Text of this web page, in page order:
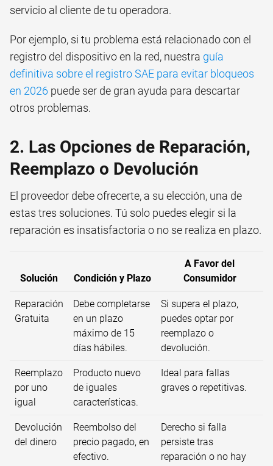
servicio al cliente de tu operadora.
Por ejemplo, si tu problema está relacionado con el
registro del dispositivo en la red, nuestra guía
definitiva sobre el registro SAE para evitar bloqueos
en 2026 puede ser de gran ayuda para descartar
otros problemas.
2. Las Opciones de Reparación,
Reemplazo o Devolución
El proveedor debe ofrecerte, a su elección, una de
estas tres soluciones. Tú solo puedes elegir si la
reparación es insatisfactoria o no se realiza en plazo.
Solución Condición y Plazo
A Favor del
Consumidor
Reparación
Gratuita
Debe completarse
en un plazo
máximo de 15
días hábiles.
Si supera el plazo,
puedes optar por
reemplazo o
devolución.
Reemplazo
por uno
igual
Producto nuevo
de iguales
características.
Ideal para fallas
graves o repetitivas.
Devolución
del dinero
Reembolso del
precio pagado, en
efectivo.
Derecho si falla
persiste tras
reparación o no hay